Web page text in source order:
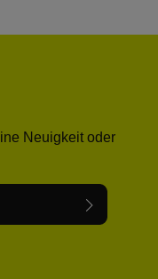
Neuigkeit oder